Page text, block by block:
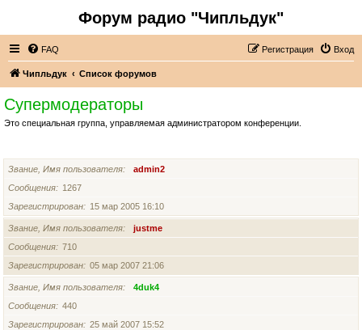
Форум радио "Чипльдук"
FAQ Вход
Регистрация
Чипльдук Список форумов
Супермодераторы
Это специальная группа, управляемая администратором конференции.
Звание, Имя пользователя
admin2
Сообщения
1267
Зарегистрирован
15 мар 2005 16:10
Звание, Имя пользователя
justme
Сообщения
710
Зарегистрирован
05 мар 2007 21:06
Звание, Имя пользователя
4duk4
Сообщения
440
Зарегистрирован
25 май 2007 15:52